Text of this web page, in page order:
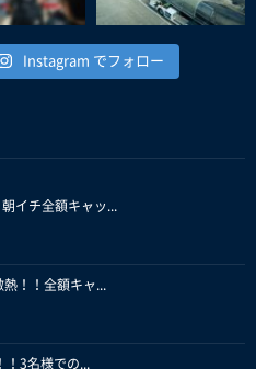
Instagram でフォロー
イチ全額キャッ...
！！全額キャ...
3名様での...